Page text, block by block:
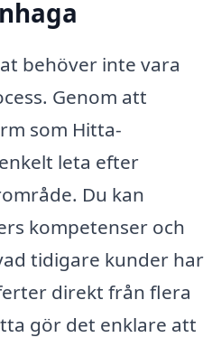
behöver inte vara
Genom att
som Hitta-
leta efter
Du kan
kompetenser och
tidigare kunder har
direkt från flera
gör det enklare att